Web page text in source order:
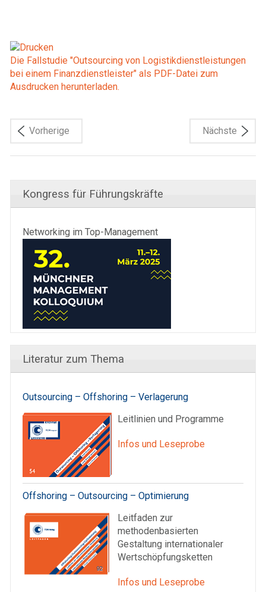
Die Fallstudie "Outsourcing von Logistikdienstleistungen
bei einem Finanzdienstleister" als PDF-Datei zum
Ausdrucken herunterladen.
Vorherige Nächste
Kongress für Führungskräfte
Networking im Top-Management
Literatur zum Thema
Outsourcing – Offshoring – Verlagerung
Leitlinien und Programme
Infos und Leseprobe
Offshoring – Outsourcing – Optimierung
Leitfaden zur
methodenbasierten
Gestaltung internationaler
Wertschöpfungsketten
Infos und Leseprobe